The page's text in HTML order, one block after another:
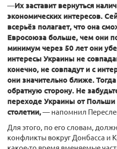
—Их заставит вернуться
экономических интересов.
всерьёз полагает, что она
Евросоюза больше, чем они
минимум через 50 лет они
интересы Украины не
конечно, не совпадут и с
они значительно ближе.
обратную сторону. Не
переходе Украины от
столетии,— напомнил
Для этого, по его словам,
конфликты вокруг Донбасса и